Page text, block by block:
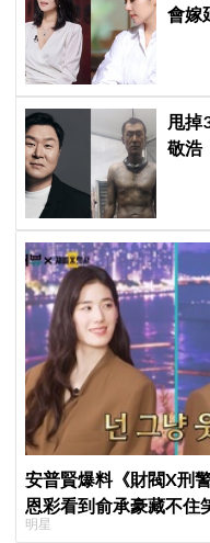
會嫁
甩掉
敬浩
安普賢爆料《財閥X刑
恩彩看到俞承豪藏不住
普賢只是「搞笑男」
明星